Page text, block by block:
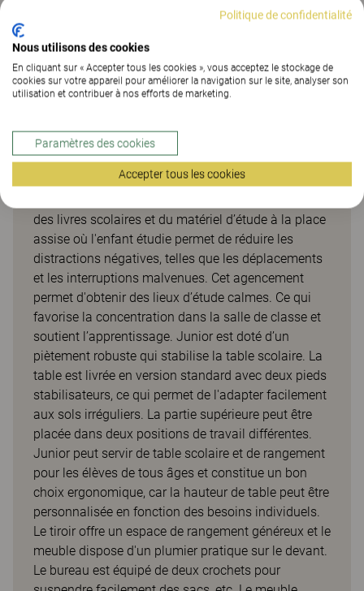
Table scolaire à hauteur
réglable et rangement
spacieux
Junior est une table scolaire pratique qui a été
spécialement conçue pour fournir un rangement
des livres scolaires et du matériel d’étude à la place
assise où l'enfant étudie permet de réduire les
distractions négatives, telles que les déplacements
et les interruptions malvenues. Cet agencement
permet d'obtenir des lieux d’étude calmes. Ce qui
favorise la concentration dans la salle de classe et
soutient l’apprentissage. Junior est doté d’un
piètement robuste qui stabilise la table scolaire. La
table est livrée en version standard avec deux pieds
stabilisateurs, ce qui permet de l'adapter facilement
aux sols irréguliers. La partie supérieure peut être
placée dans deux positions de travail différentes.
Junior peut servir de table scolaire et de rangement
pour les élèves de tous âges et constitue un bon
choix ergonomique, car la hauteur de table peut être
personnalisée en fonction des besoins individuels.
Le tiroir offre un espace de rangement généreux et le
meuble dispose d'un plumier pratique sur le devant.
Le bureau est équipé de deux crochets pour
Politique de confidentialité
Nous utilisons des cookies
En cliquant sur « Accepter tous les cookies », vous acceptez le stockage de
cookies sur votre appareil pour améliorer la navigation sur le site, analyser son
utilisation et contribuer à nos efforts de marketing.
Paramètres des cookies
Accepter tous les cookies